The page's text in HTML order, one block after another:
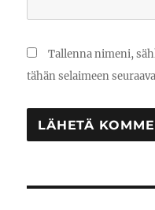
Tallenna nimeni,
tähän selaimeen